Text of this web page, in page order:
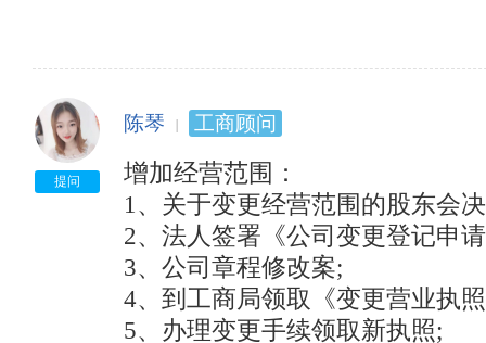
提问
陈琴 工商顾问
增加经营范围：
1、关于变更经营范围的股东
2、法人签署《公司变更登记
3、公司章程修改案;
4、到工商局领取《变更营业
5、办理变更手续领取新执